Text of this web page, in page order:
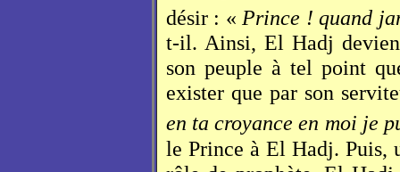
désir : « Prince ! quand
t-il. Ainsi, El Hadj
son peuple à tel point
exister que par son
en ta croyance en moi je
le Prince à El Hadj. Puis,